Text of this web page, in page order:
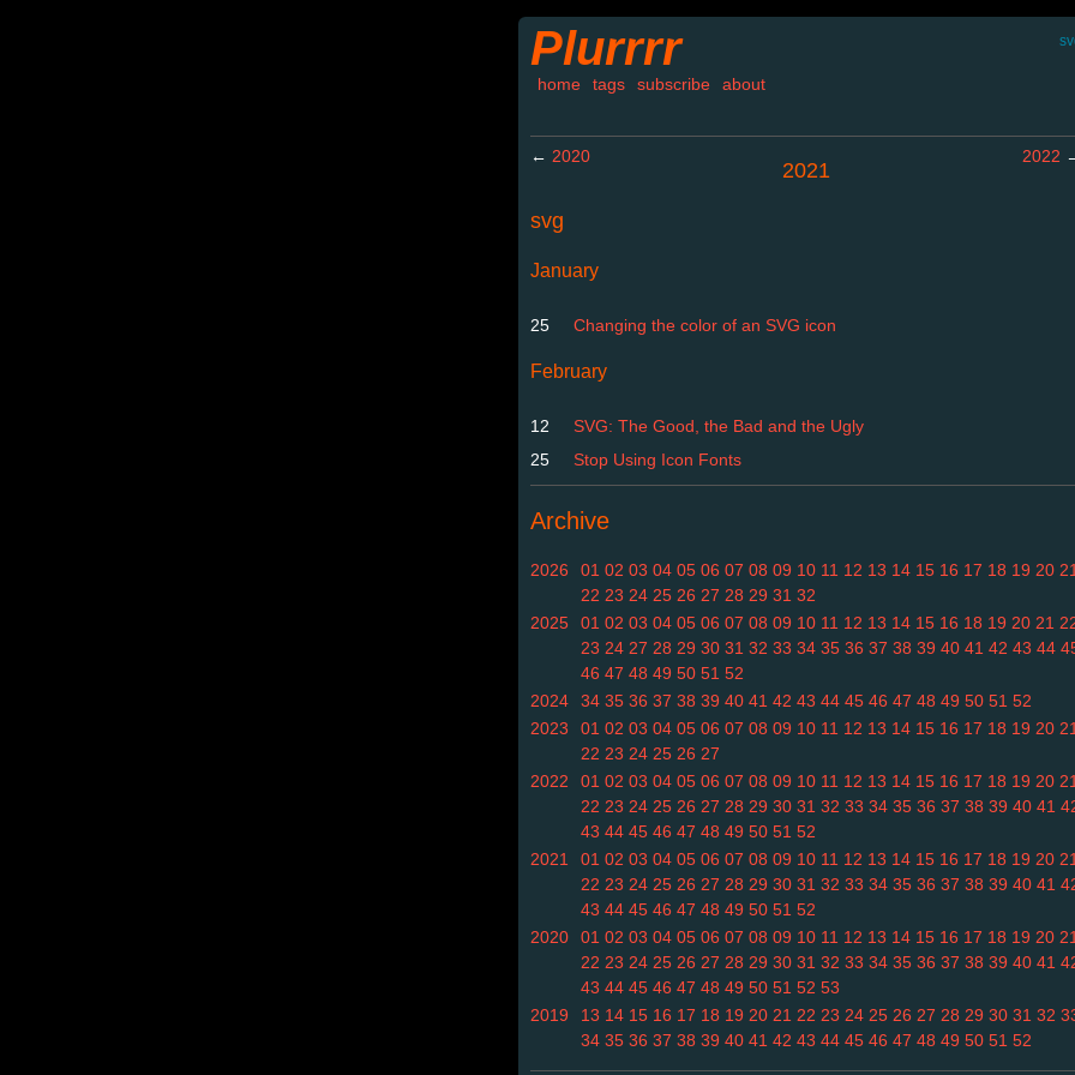
Plurrrr
home tags subscribe about
← 2020
2021
2022
svg
January
25 Changing the color of an SVG icon
February
12
SVG: The Good, the Bad and the Ugly
25
Stop Using Icon Fonts
Archive
2026 01 02 03 04 05 06 07 08 09 10 11 12 13 14 15 16 17 18 19 20
22 23 24 25 26 27 28 29 31 32
2025
01 02 03 04 05 06 07 08 09 10 11 12 13 14 15 16 18 19 20 21
23 24 27 28 29 30 31 32 33 34 35 36 37 38 39 40 41 42 43 44
46 47 48 49 50 51 52
2024
34 35 36 37 38 39 40 41 42 43 44 45 46 47 48 49 50 51 52
2023
01 02 03 04 05 06 07 08 09 10 11 12 13 14 15 16 17 18 19 20
22 23 24 25 26 27
2022
01 02 03 04 05 06 07 08 09 10 11 12 13 14 15 16 17 18 19 20
22 23 24 25 26 27 28 29 30 31 32 33 34 35 36 37 38 39 40 41
43 44 45 46 47 48 49 50 51 52
2021
01 02 03 04 05 06 07 08 09 10 11 12 13 14 15 16 17 18 19 20
22 23 24 25 26 27 28 29 30 31 32 33 34 35 36 37 38 39 40 41
43 44 45 46 47 48 49 50 51 52
2020
01 02 03 04 05 06 07 08 09 10 11 12 13 14 15 16 17 18 19 20
22 23 24 25 26 27 28 29 30 31 32 33 34 35 36 37 38 39 40 41
43 44 45 46 47 48 49 50 51 52 53
2019
13 14 15 16 17 18 19 20 21 22 23 24 25 26 27 28 29 30 31 32
34 35 36 37 38 39 40 41 42 43 44 45 46 47 48 49 50 51 52